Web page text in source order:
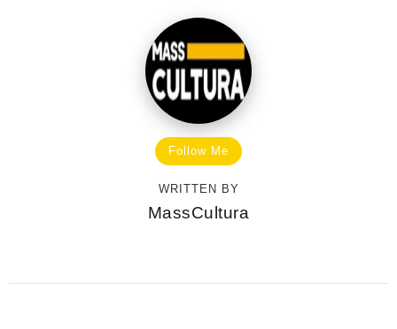
Follow Me
WRITTEN BY
MassCultura